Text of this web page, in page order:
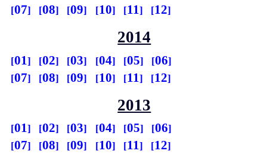
07
08 09 10 11 12
2014
01 02 03 04 05
06
07
08 09 10 11 12
2013
01 02 03 04 05
06
07
08 09 10 11 12